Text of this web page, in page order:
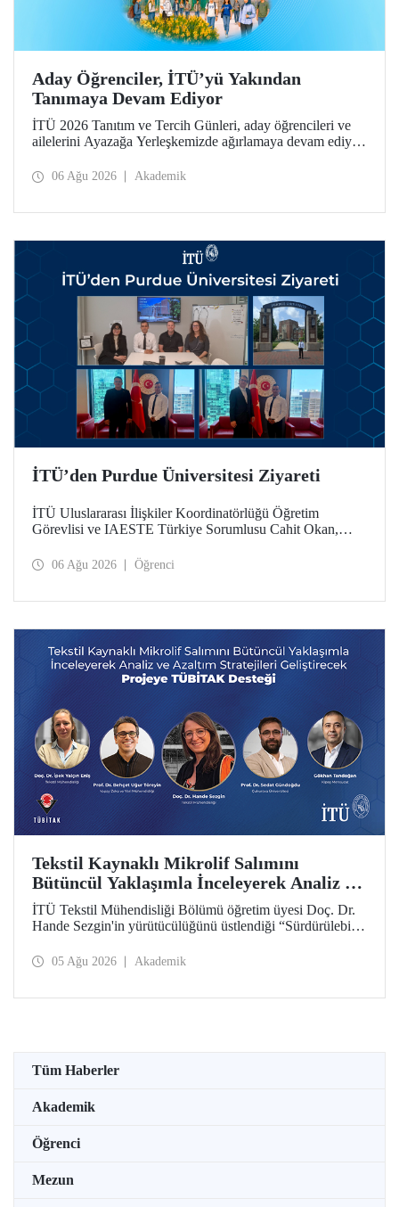
Aday Öğrenciler, İTÜ’yü Yakından
Tanımaya Devam Ediyor
İTÜ 2026 Tanıtım ve Tercih Günleri, aday öğrencileri ve
ailelerini Ayazağa Yerleşkemizde ağırlamaya devam ediyor.
ilgili fakülte ve birimler adaylara bilgi vermeye devam
06 Ağu 2026 Akademik
İTÜ’den Purdue Üniversitesi Ziyareti
İTÜ Uluslararası İlişkiler Koordinatörlüğü Öğretim
Görevlisi ve IAESTE Türkiye Sorumlusu Cahit Okan,
Temmuz tarihlerinde ABD’de dünyanın önde gelen
06 Ağu 2026 Öğrenci
Tekstil Kaynaklı Mikrolif Salımını
Bütüncül Yaklaşımla İnceleyerek Analiz ve
Azaltım Stratejileri Geliştirecek Projeye
TÜBİTAK Desteği
İTÜ Tekstil Mühendisliği Bölümü öğretim üyesi Doç. Dr.
Hande Sezgin'in yürütücülüğünü üstlendiği “Sürdürülebilir
Koşullarına Bağlı Mikrolif Salımı: Aşınma, UV Maruziyeti
05 Ağu 2026 Akademik
Tüm Haberler
Akademik
Öğrenci
Mezun